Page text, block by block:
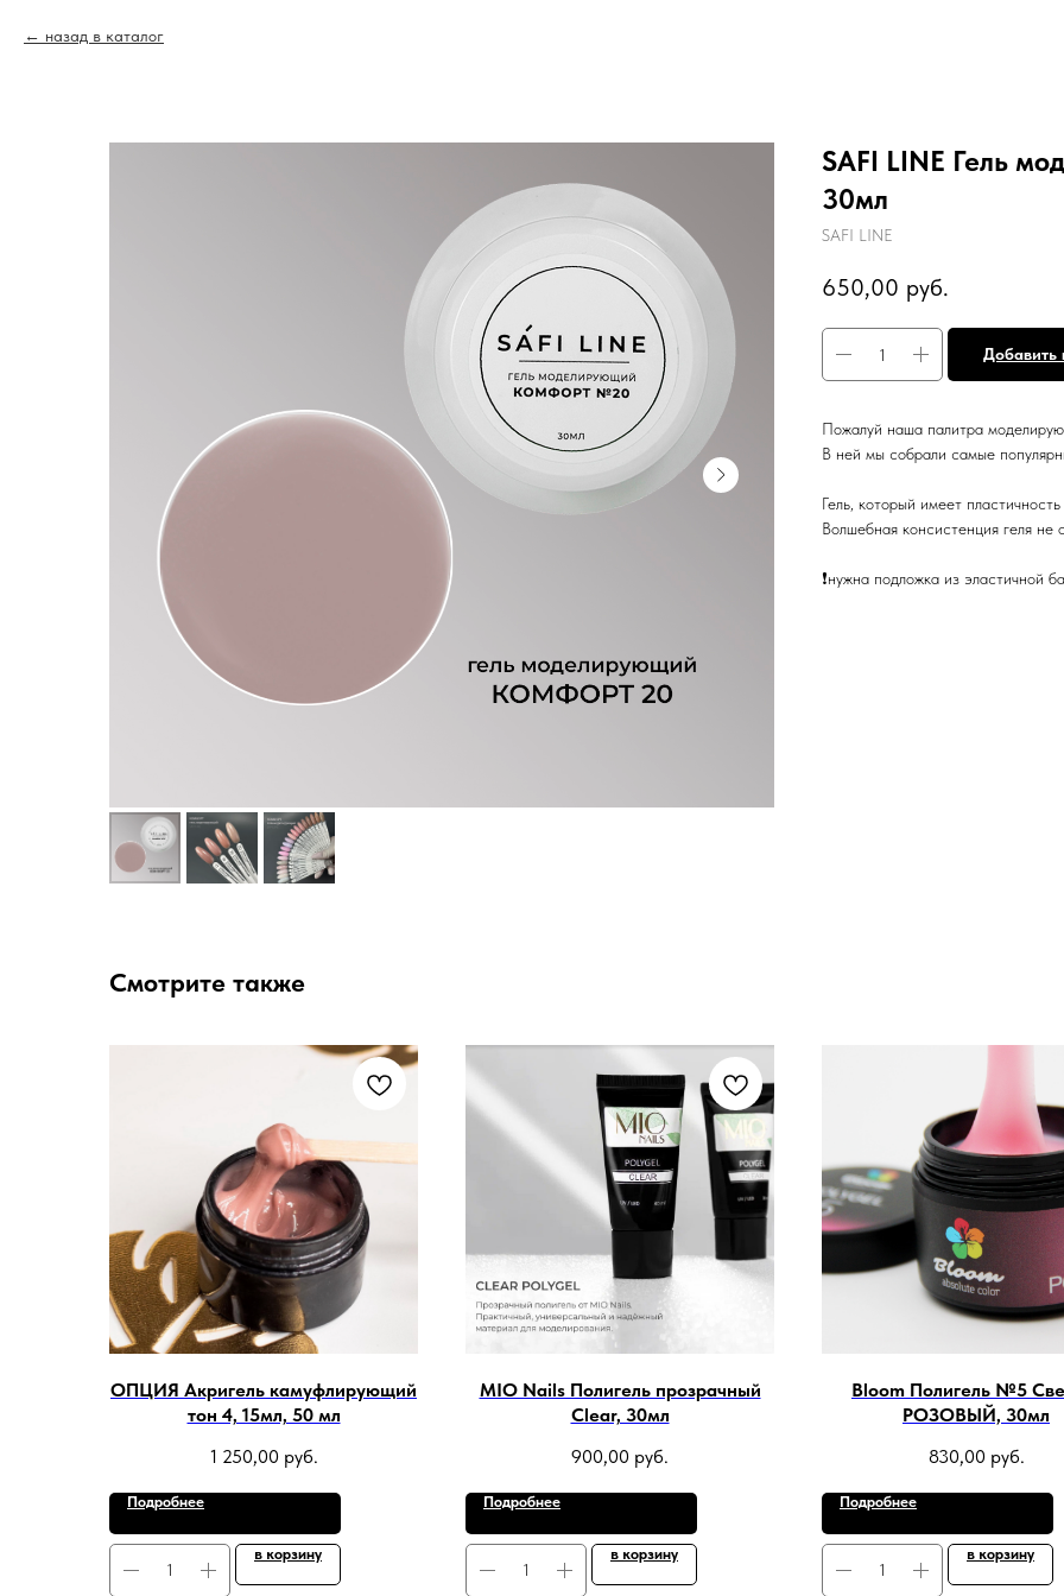
назад в каталог
SAFI LINE Гель
30мл
SAFI LINE
650,00 руб.
Добавить
Пожалуй наша палитра
В ней мы собрали самые
Гель, который имеет
Волшебная консистенция геля
❗️нужна подложка из эластичной
Смотрите также
ОПЦИЯ Акригель камуфлирующий
тон 4, 15мл, 50 мл
1 250,00 руб.
Подробнее
в корзину
MIO Nails Полигель прозрачный
Clear, 30мл
900,00 руб.
Подробнее
в корзину
Bloom Полигель №5
РОЗОВЫЙ, 30мл
830,00 руб.
Подробнее
в корзину